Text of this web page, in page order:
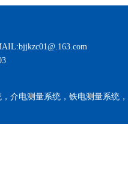
介电测量系统，铁电测量系统